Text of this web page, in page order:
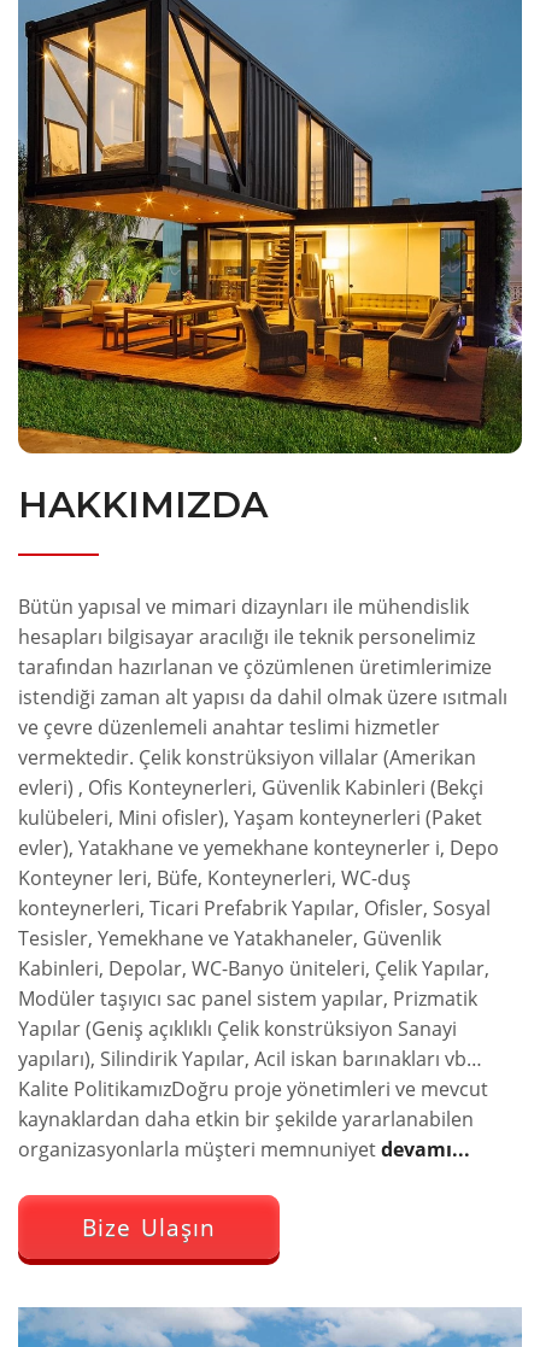
HAKKIMIZDA
Bütün yapısal ve mimari dizaynları ile mühendislik
hesapları bilgisayar aracılığı ile teknik personelimiz
tarafından hazırlanan ve çözümlenen üretimlerimize
istendiği zaman alt yapısı da dahil olmak üzere ısıtmalı
ve çevre düzenlemeli anahtar teslimi hizmetler
vermektedir. Çelik konstrüksiyon villalar (Amerikan
evleri) , Ofis Konteynerleri, Güvenlik Kabinleri (Bekçi
kulübeleri, Mini ofisler), Yaşam konteynerleri (Paket
evler), Yatakhane ve yemekhane konteynerler i, Depo
Konteyner leri, Büfe, Konteynerleri, WC-duş
konteynerleri, Ticari Prefabrik Yapılar, Ofisler, Sosyal
Tesisler, Yemekhane ve Yatakhaneler, Güvenlik
Kabinleri, Depolar, WC-Banyo üniteleri, Çelik Yapılar,
Modüler taşıyıcı sac panel sistem yapılar, Prizmatik
Yapılar (Geniş açıklıklı Çelik konstrüksiyon Sanayi
yapıları), Silindirik Yapılar, Acil iskan barınakları vb…
Kalite PolitikamızDoğru proje yönetimleri ve mevcut
kaynaklardan daha etkin bir şekilde yararlanabilen
organizasyonlarla müşteri memnuniyetdevamı...
Bize Ulaşın